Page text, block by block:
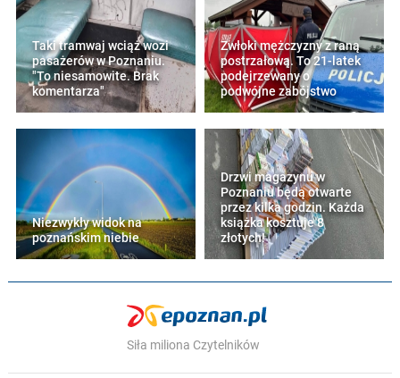
Taki tramwaj wciąż wozi
pasażerów w Poznaniu.
"To niesamowite. Brak
komentarza"
Zwłoki mężczyzny z raną
postrzałową. To 21-latek
podejrzewany o
podwójne zabójstwo
Niezwykły widok na
poznańskim niebie
Drzwi magazynu w
Poznaniu będą otwarte
przez kilka godzin. Każda
książka kosztuje 8
złotych!
Siła miliona Czytelników